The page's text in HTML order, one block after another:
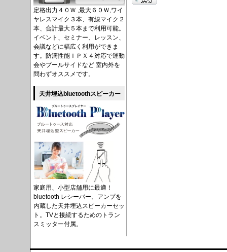
定格出力４０Ｗ ,最大６０Ｗ,ワイ
ヤレスマイク３本、有線マイク２
本、合計最大５本まで利用可能。
イベント、セミナー、レッスン、
会議などに幅広く利用ができま
す。防滴性能ＩＰＸ４対応で運動
会やプールサイドなど 室内外を
問わずオススメです。
天井埋込bluetoothスピーカー
家庭用、小型店舗用に最適！
bluetooth レシーバー、アンプを
内蔵した天井埋込スピーカーセッ
ト。TVと接続するためのトラン
スミッター付属。